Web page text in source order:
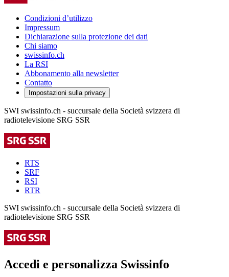
Condizioni d’utilizzo
Impressum
Dichiarazione sulla protezione dei dati
Chi siamo
swissinfo.ch
La RSI
Abbonamento alla newsletter
Contatto
Impostazioni sulla privacy
SWI swissinfo.ch - succursale della Società svizzera di
radiotelevisione SRG SSR
RTS
SRF
RSI
RTR
SWI swissinfo.ch - succursale della Società svizzera di
radiotelevisione SRG SSR
Accedi e personalizza Swissinfo